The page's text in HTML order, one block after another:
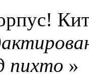
пихто »